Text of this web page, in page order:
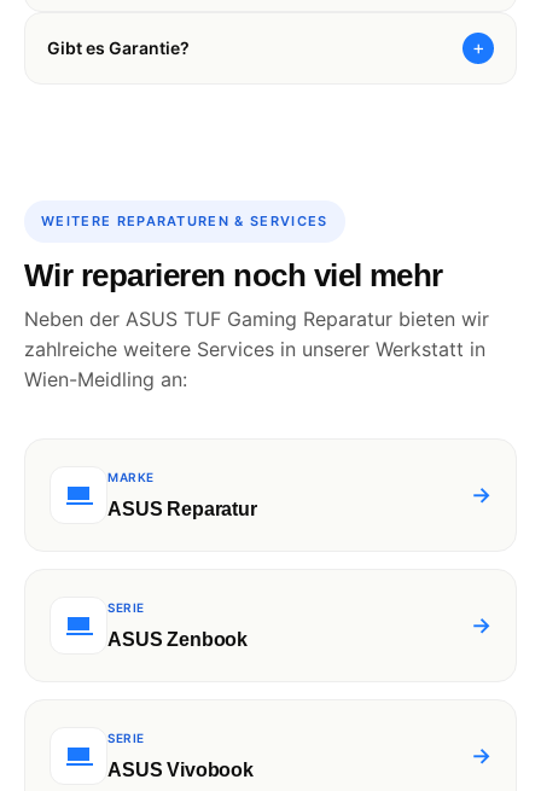
Gibt es Garantie? +
WEITERE REPARATUREN & SERVICES
Wir reparieren noch viel mehr
Neben der ASUS TUF Gaming Reparatur bieten wir
zahlreiche weitere Services in unserer Werkstatt in
Wien-Meidling an:
MARKE
ASUS Reparatur
→
SERIE
ASUS Zenbook
→
SERIE
ASUS Vivobook
→